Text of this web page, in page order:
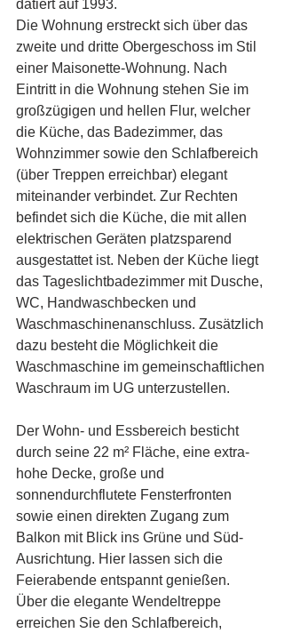
datiert auf 1993.
Die Wohnung erstreckt sich über das
zweite und dritte Obergeschoss im Stil
einer Maisonette-Wohnung. Nach
Eintritt in die Wohnung stehen Sie im
großzügigen und hellen Flur, welcher
die Küche, das Badezimmer, das
Wohnzimmer sowie den Schlafbereich
(über Treppen erreichbar) elegant
miteinander verbindet. Zur Rechten
befindet sich die Küche, die mit allen
elektrischen Geräten platzsparend
ausgestattet ist. Neben der Küche liegt
das Tageslichtbadezimmer mit Dusche,
WC, Handwaschbecken und
Waschmaschinenanschluss. Zusätzlich
dazu besteht die Möglichkeit die
Waschmaschine im gemeinschaftlichen
Waschraum im UG unterzustellen.
Der Wohn- und Essbereich besticht
durch seine 22 m² Fläche, eine extra-
hohe Decke, große und
sonnendurchflutete Fensterfronten
sowie einen direkten Zugang zum
Balkon mit Blick ins Grüne und Süd-
Ausrichtung. Hier lassen sich die
Feierabende entspannt genießen.
Über die elegante Wendeltreppe
erreichen Sie den Schlafbereich,